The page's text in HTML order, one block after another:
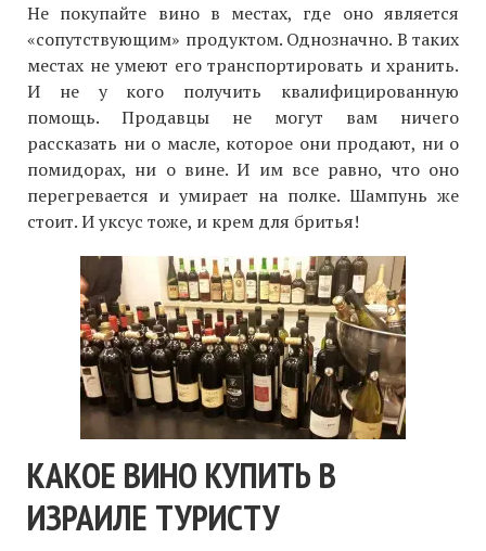
Не покупайте вино в местах, где оно является
«сопутствующим» продуктом. Однозначно. В таких
местах не умеют его транспортировать и хранить.
И не у кого получить квалифицированную
помощь. Продавцы не могут вам ничего
рассказать ни о масле, которое они продают, ни о
помидорах, ни о вине. И им все равно, что оно
перегревается и умирает на полке. Шампунь же
стоит. И уксус тоже, и крем для бритья!
КАКОЕ ВИНО КУПИТЬ В
ИЗРАИЛЕ ТУРИСТУ